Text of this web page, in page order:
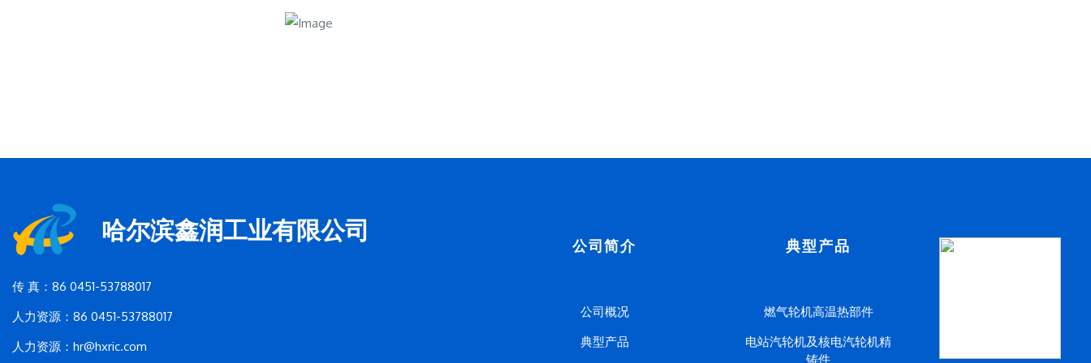
哈尔滨鑫润工业有限公司
传 真：86 0451-53788017
人力资源：86 0451-53788017
人力资源：hr@hxric.com
公司简介
公司概况
典型产品
典型产品
燃气轮机高温热部件
电站汽轮机及核电汽轮机精
铸件